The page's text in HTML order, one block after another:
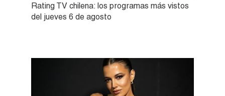
Rating TV chilena: los programas más vistos
del jueves 6 de agosto